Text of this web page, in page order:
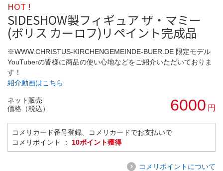
HOT !
SIDESHOW製フィギュア ザ・マミー
(ボリス カーロフ)リペイント完成品
※WWW.CHRISTUS-KIRCHENGEMEINDE-BUER.DE 限定モデル
YouTuberの皆様に商品の使い心地などをご紹介いただいておりま
す！
紹介動画はこちら
ネット販売
価格（税込）
6000 円
コメリカード番号登録、コメリカードでお支払いで
コメリポイント ： 10ポイント獲得
コメリポイントについて